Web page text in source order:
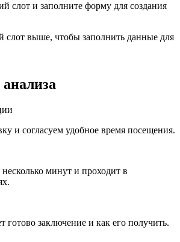
слот и заполните форму для создания
слот выше, чтобы заполнить данные для
и согласуем удобное время посещения.
минут и проходит в
готово заключение и как его получить.